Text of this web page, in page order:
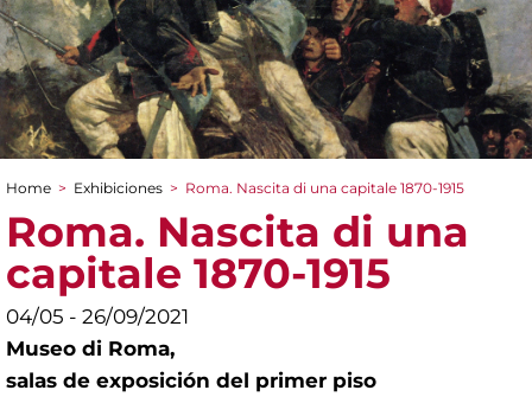
You are here
Home > Exhibiciones > Roma. Nascita di una capitale 1870-1915
Roma. Nascita di una
capitale 1870-1915
04/05 - 26/09/2021
Museo di Roma,
salas de exposición del primer piso